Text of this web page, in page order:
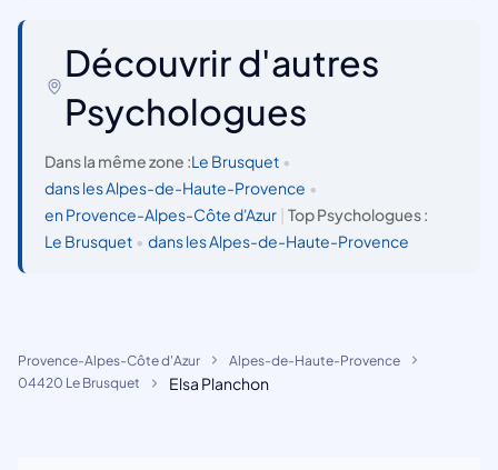
Découvrir d'autres
Psychologues
Dans la même zone :Le Brusquet •
dans les Alpes-de-Haute-Provence •
en Provence-Alpes-Côte d'Azur
Top Psychologues :
Le Brusquet • dans les Alpes-de-Haute-Provence
Provence-Alpes-Côte d'Azur
Alpes-de-Haute-Provence
04420 Le Brusquet
Elsa Planchon